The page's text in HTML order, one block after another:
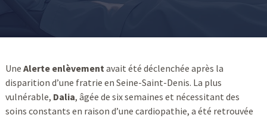
Une Alerte enlèvementavait été déclenchée après la
disparition d’une fratrie en Seine-Saint-Denis. La plus
vulnérable, Dalia, âgée de six semaines et nécessitant des
soins constants en raison d’une cardiopathie, a été retrouvée